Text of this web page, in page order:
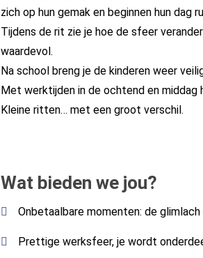
zich op hun gemak en beginnen hun dag
Tijdens de rit zie je hoe de sfeer
waardevol.
Na school breng je de kinderen weer
Met werktijden in de ochtend en
Kleine ritten… met een groot verschil.
Wat bieden we jou?
Onbetaalbare momenten: de
Prettige werksfeer, je wordt